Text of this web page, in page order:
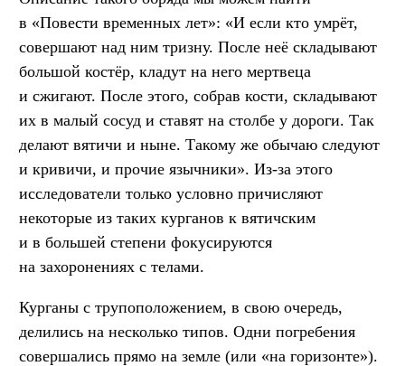
в «Повести временных лет»: «И если кто умрёт,
совершают над ним тризну. После неё складывают
большой костёр, кладут на него мертвеца
и сжигают. После этого, собрав кости, складывают
их в малый сосуд и ставят на столбе у дороги. Так
делают вятичи и ныне. Такому же обычаю следуют
и кривичи, и прочие язычники». Из-за этого
исследователи только условно причисляют
некоторые из таких курганов к вятичским
и в большей степени фокусируются
на захоронениях с телами.
Курганы с трупоположением, в свою очередь,
делились на несколько типов. Одни погребения
совершались прямо на земле (или «на горизонте»).